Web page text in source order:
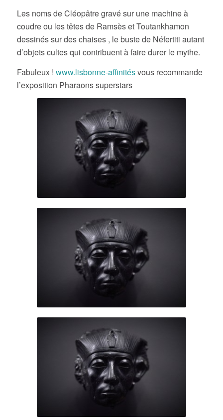
Les noms de Cléopâtre gravé sur une machine à
coudre ou les têtes de Ramsès et Toutankhamon
dessinés sur des chaises , le buste de Néfertiti autant
d’objets cultes qui contribuent à faire durer le mythe.
Fabuleux ! www.lisbonne-affinitésvous recommande
l’exposition Pharaons superstars